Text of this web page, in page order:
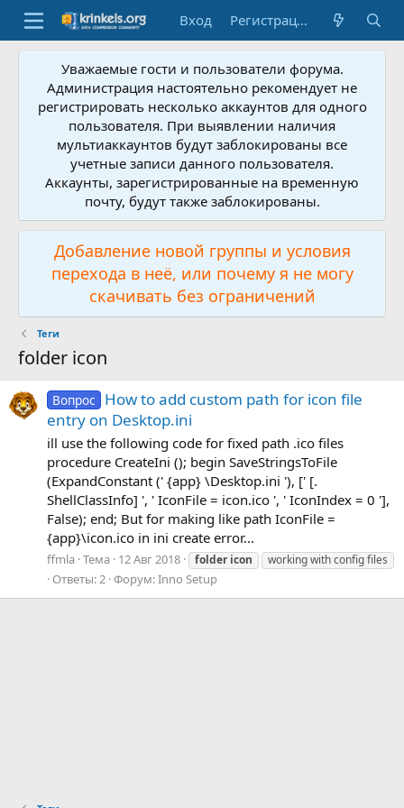
Вход Регистрация
Уважаемые гости и пользователи форума.
Администрация настоятельно рекомендует не
регистрировать несколько аккаунтов для одного
пользователя. При выявлении наличия
мультиаккаунтов будут заблокированы все
учетные записи данного пользователя.
Аккаунты, зарегистрированные на временную
почту, будут также заблокированы.
Добавление новой группы и условия
перехода в неё, или почему я не могу
скачивать без ограничений
Теги
folder icon
Вопрос
How to add custom path for icon file
entry on Desktop.ini
ill use the following code for fixed path .ico files
procedure CreateIni (); begin SaveStringsToFile
(ExpandConstant (' {app} \Desktop.ini '), [' [.
ShellClassInfo] ', ' IconFile = icon.ico ', ' IconIndex = 0 '],
False); end; But for making like path IconFile =
{app}\icon.ico in ini create error...
ffmla Тема 12 Авг 2018 folder icon working with config files
Ответы: 2 Форум:Inno Setup